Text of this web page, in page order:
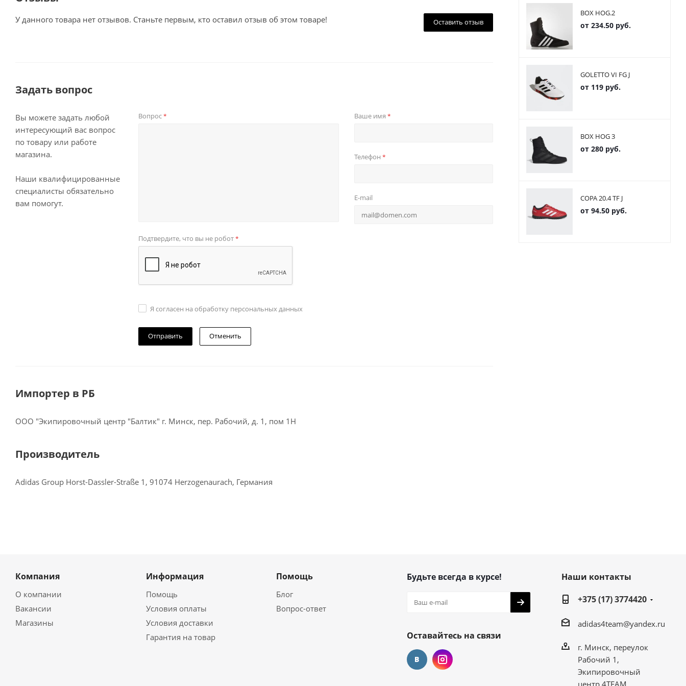
Оставить отзыв
У данного товара нет отзывов. Станьте первым, кто оставил отзыв об этом товаре!
Задать вопрос
Вы можете задать любой
интересующий вас вопрос
по товару или работе
магазина.
Наши квалифицированные
специалисты обязательно
вам помогут.
Вопрос* Ваше имя *
Телефон *
E-mail
Подтвердите, что вы не робот*
Я согласен на обработку персональных данных
Отменить
Импортер в РБ
ООО "Экипировочный центр "Балтик" г. Минск, пер. Рабочий, д. 1, пом 1Н
Производитель
Adidas Group Horst-Dassler-Straße 1, 91074 Herzogenaurach, Германия
BOX HOG.2
от 234.50 руб.
GOLETTO VI FG J
от 119 руб.
BOX HOG 3
от 280 руб.
COPA 20.4 TF J
от 94.50 руб.
Компания
О компании
Вакансии
Магазины
Информация
Помощь
Условия оплаты
Условия доставки
Гарантия на товар
Помощь
Блог
Вопрос-ответ
Будьте всегда в курсе!
Оставайтесь на связи
Наши контакты
+375 (17) 3774420
adidas4team@yandex.ru
г. Минск, переулок
Рабочий 1,
Экипировочный
центр 4TEAM